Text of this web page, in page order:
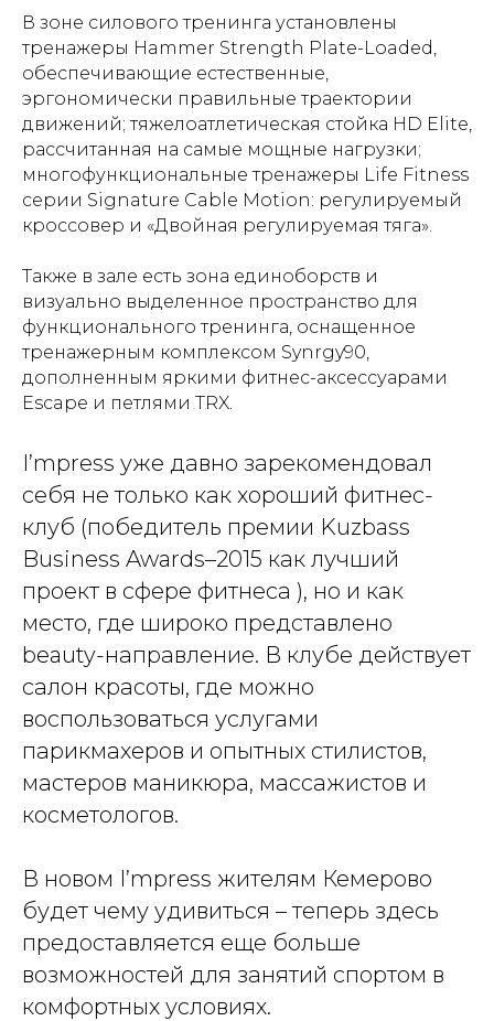
В зоне силового тренинга установлены
тренажеры Hammer Strength Plate-Loaded,
обеспечивающие естественные,
эргономически правильные траектории
движений; тяжелоатлетическая стойка HD Elite,
рассчитанная на самые мощные нагрузки;
многофункциональные тренажеры Life Fitness
серии Signature Cable Motion: регулируемый
кроссовер и «Двойная регулируемая тяга».
Также в зале есть зона единоборств и
визуально выделенное пространство для
функционального тренинга, оснащенное
тренажерным комплексом Synrgy90,
дополненным яркими фитнес-аксессуарами
Escape и петлями TRX.
I’mpress уже давно зарекомендовал
себя не только как хороший фитнес-
клуб (победитель премии Kuzbass
Business Awards–2015 как лучший
проект в сфере фитнеса ), но и как
место, где широко представлено
beauty-направление. В клубе действует
салон красоты, где можно
воспользоваться услугами
парикмахеров и опытных стилистов,
мастеров маникюра, массажистов и
косметологов.
В новом I’mpress жителям Кемерово
будет чему удивиться – теперь здесь
предоставляется еще больше
возможностей для занятий спортом в
комфортных условиях.